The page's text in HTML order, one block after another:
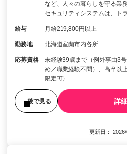
など、人々の暮らしを守る業
セキュリティシステムは、ト
給与 月給219,800円以上
勤務地 北海道室蘭市内各所
応募資格
未経験39歳まで（例外事由3
め／職業経験不問）、高卒
限定可）
後で見る 詳
更新日：